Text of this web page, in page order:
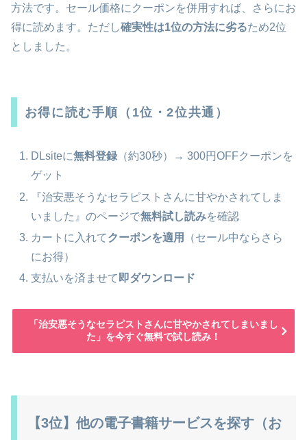
方法です。セール価格にクーポンを併用すれば、さらにお
得に読めます。ただし確実性は1位の方法に劣るため2位
としました。
お得に読む手順（1位・2位共通）
DLsiteに無料登録 （約30秒）→ 300円OFFクーポンを
ゲット
『治安悪そうなセラピストさんに甘やかされてしま
いました』のページで無料試し読みを確認
カートに入れてクーポンを適用
（セール中ならさら
にお得）
支払いを済ませて 即ダウンロード
「治安悪そうなセラピストさんに甘やかされてしまいまし
た」を今すぐ無料で試し読み！
【3位】他の電子書籍サービスを探す（お